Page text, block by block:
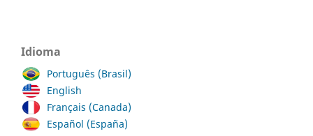
Idioma
Português (Brasil)
English
Français (Canada)
Español (España)